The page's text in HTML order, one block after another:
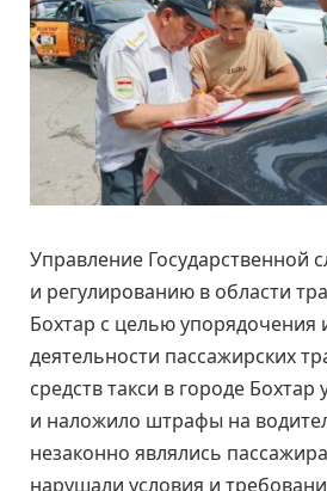
Управление Государственной
и регулированию в области
Бохтар с целью упорядочения
деятельности пассажирских
средств такси в городе
и наложило штрафы на
незаконно являлись
нарушали условия и